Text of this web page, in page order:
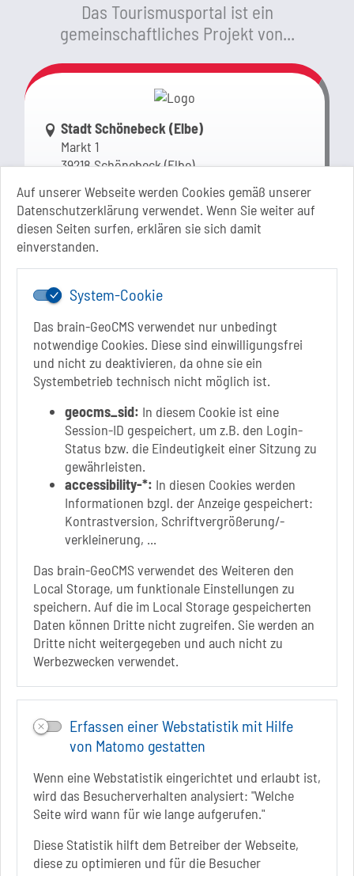
Auf unserer Webseite werden Cookies gemäß unserer
Datenschutzerklärung verwendet. Wenn Sie weiter auf
diesen Seiten surfen, erklären sie sich damit
einverstanden.
System-Cookie
Das brain-GeoCMS verwendet nur unbedingt
notwendige Cookies. Diese sind einwilligungsfrei
und nicht zu deaktivieren, da ohne sie ein
Systembetrieb technisch nicht möglich ist.
geocms_sid: In diesem Cookie ist eine
Session-ID gespeichert, um z.B. den Login-
Status bzw. die Eindeutigkeit einer Sitzung zu
gewährleisten.
accessibility-*: In diesen Cookies werden
Informationen bzgl. der Anzeige gespeichert:
Kontrastversion, Schriftvergrößerung/-
verkleinerung, ...
Das brain-GeoCMS verwendet des Weiteren den
Local Storage, um funktionale Einstellungen zu
speichern. Auf die im Local Storage gespeicherten
Daten können Dritte nicht zugreifen. Sie werden an
Dritte nicht weitergegeben und auch nicht zu
Werbezwecken verwendet.
Erfassen einer Webstatistik mit Hilfe
von Matomo gestatten
Wenn eine Webstatistik eingerichtet und erlaubt ist,
wird das Besucherverhalten analysiert: "Welche
Seite wird wann für wie lange aufgerufen."
Diese Statistik hilft dem Betreiber der Webseite,
diese zu optimieren und für die Besucher
Das Tourismusportal ist ein
gemeinschaftliches Projekt von...
Link zur Google-Maps Navigation
Stadt Schönebeck (Elbe)
Markt 1
39218 Schönebeck (Elbe)
+49 3928 710-0
+49 3928 710-199
stadt.sbk[at]schoenebeck-elbe.de
www.schoenebeck.de
Mo.: 13 Uhr - 15 Uhr
13 Uhr - 18 Uhr
Do.: 9 Uhr - 11.30 Uhr
Fr.: nach Vereinbarung
FACEBOOK
INSTAGRAM
Link zur Google-Maps Navigation
SOLEPARK Schönebeck/Bad Salzelmen
Eigenbetrieb der Stadt Schönebeck (Elbe)
Badepark 1
39218 Schönebeck (Elbe)
+49 3928 7055-0
info[at]solepark.de
www.visitschoenebeck.de
Infos zur Barrierefreiheit
Sie befinden sich hier Startseite erkunden